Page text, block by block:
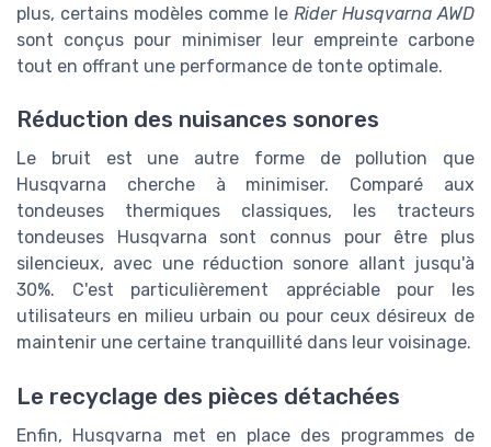
plus, certains modèles comme le Rider Husqvarna AWD
sont conçus pour minimiser leur empreinte carbone
tout en offrant une performance de tonte optimale.
Réduction des nuisances sonores
Le bruit est une autre forme de pollution que
Husqvarna cherche à minimiser. Comparé aux
tondeuses thermiques classiques, les tracteurs
tondeuses Husqvarna sont connus pour être plus
silencieux, avec une réduction sonore allant jusqu'à
30%. C'est particulièrement appréciable pour les
utilisateurs en milieu urbain ou pour ceux désireux de
maintenir une certaine tranquillité dans leur voisinage.
Le recyclage des pièces détachées
Enfin, Husqvarna met en place des programmes de